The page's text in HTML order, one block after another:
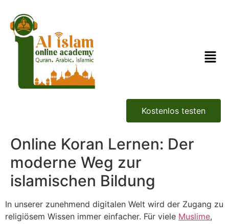
Kostenlos testen
Online Koran Lernen: Der
moderne Weg zur
islamischen Bildung
In unserer zunehmend digitalen Welt wird der Zugang zu
religiösem Wissen immer einfacher. Für viele Muslime,